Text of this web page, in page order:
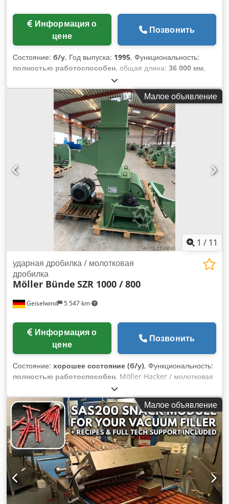
цене
Позвонить
Состояние: б/у, Год выпуска: 1995, Функциональность:
полностью работоспособен, общая длина: 36 000 мм,
Сушилка для железа, рабочая ширина 4600 мм, длина
22000 мм, из которых 10000 мм с прессовальными
роликами, отдельное поле охлаждения пресса,
теплоноситель горячая вода, полуавтоматическое
устройство подачи типа BFT46 и подъемная платформа,
макс. длина шпона: 4600 мм, ширина рулона 600 мм,
общая длина: 36000 мм, 11 вентиляторов, управление PLC
обновлено в 2017 году В наличии имеется вторая сушилка
для утюга аналогичной конструкции. Dedpfx Amjv
Hygfsmeck
Малое объявление
1 / 11
Geiselwind 5 547 km
ударная дробилка / молотковая
дробилка
Möller Bünde SZR 1000 / 800
цене
Позвонить
Состояние: хорошее состояние (б/у), Функциональность:
полностью работоспособен, Möller Hacker / молотковая
дробилка / доизмельчитель. Ширина загрузки 835 мм. Окно
загрузки 310 мм. Диаметр ротора 500 мм. 72 молотка.
Отверстия сита 16 мм. Приводной мотор 30 кВт. Бункер с
косым входом или загрузкой сверху. Не чувствителен к
посторонним предметам. Идеально для отходов в подвале
лесопильного цеха. Dcjdpsxl Uiuefx Ammsk
Малое объявление